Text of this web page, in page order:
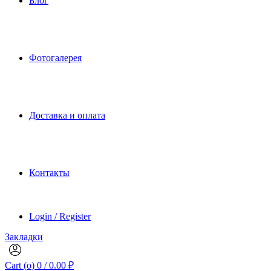
Фотогалерея
Доставка и оплата
Контакты
Login / Register
Закладки
Cart (o) 0 / 0.00 ₽